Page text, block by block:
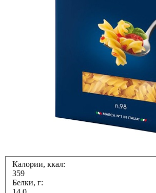
Калории, ккал:
359
Белки, г: